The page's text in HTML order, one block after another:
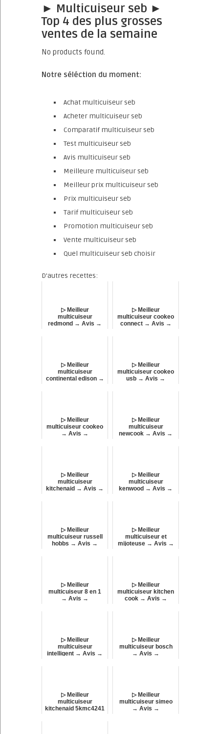
► Multicuiseur seb ►
Top 4 des plus grosses
ventes de la semaine
No products found.
Notre séléction du moment:
Achat multicuiseur seb
Acheter multicuiseur seb
Comparatif multicuiseur seb
Test multicuiseur seb
Avis multicuiseur seb
Meilleure multicuiseur seb
Meilleur prix multicuiseur seb
Prix multicuiseur seb
Tarif multicuiseur seb
Promotion multicuiseur seb
Vente multicuiseur seb
Quel multicuiseur seb choisir
D'autres recettes:
▷ Meilleur
multicuiseur
redmond → Avis →
▷ Meilleur
multicuiseur cookeo
connect → Avis →
▷ Meilleur
multicuiseur
continental edison →
▷ Meilleur
multicuiseur cookeo
usb → Avis →
▷ Meilleur
multicuiseur cookeo
→ Avis →
▷ Meilleur
multicuiseur
newcook → Avis →
▷ Meilleur
multicuiseur
kitchenaid → Avis →
▷ Meilleur
multicuiseur
kenwood → Avis →
▷ Meilleur
multicuiseur russell
hobbs → Avis →
▷ Meilleur
multicuiseur et
mijoteuse → Avis →
▷ Meilleur
multicuiseur 8 en 1
→ Avis →
▷ Meilleur
multicuiseur kitchen
cook → Avis →
▷ Meilleur
multicuiseur
intelligent → Avis →
▷ Meilleur
multicuiseur bosch
→ Avis →
▷ Meilleur
multicuiseur
kitchenaid 5kmc4241
▷ Meilleur
multicuiseur simeo
→ Avis →